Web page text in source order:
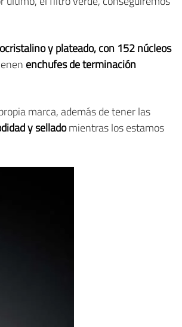
y plateado, con 152 núcleos
enchufes de terminación
marca, además de tener las
y selladomientras los estamos